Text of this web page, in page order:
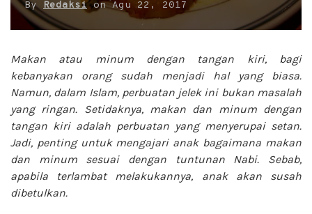
By RedaksionAgu 22, 2017
Makan atau minum dengan tangan kiri, bagi
kebanyakan orang sudah menjadi hal yang biasa.
Namun, dalam Islam, perbuatan jelek ini bukan masalah
yang ringan. Setidaknya, makan dan minum dengan
tangan kiri adalah perbuatan yang menyerupai setan.
Jadi, penting untuk mengajari anak bagaimana makan
dan minum sesuai dengan tuntunan Nabi. Sebab,
apabila terlambat melakukannya, anak akan susah
dibetulkan.